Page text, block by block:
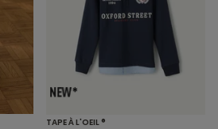
TAPE À L'OEIL ®